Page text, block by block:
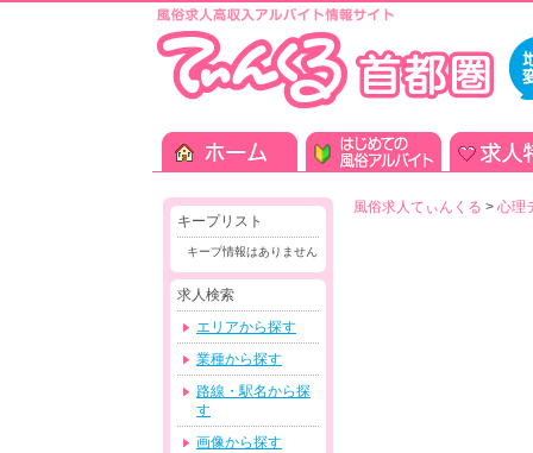
風俗求人てぃんくる > 心理
キープリスト
キープ情報はありません
求人検索
エリアから探す
業種から探す
路線・駅名から探
す
画像から探す